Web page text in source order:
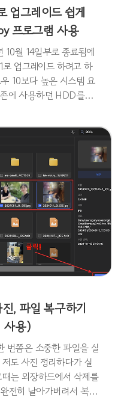
업그레이드 쉽게
프로그램 사용
10월 14일부로 종료됨에
업그레이드 하려고 하
10보다 높은 시스템 요
에 사용하던 HDD를
큰 문제는 기존에 윈도우
던 데이터들이었는데요.
민했는데 다행히
사용해서 기존에 작업했
있었습니다. 이번 포스
복제 프로그램을 활용
, 파일 복구하기
사용)
번쯤은 소중한 파일을 실
도 사진 정리하다가 실
는 외장하드에서 삭제를
전히 날아가버려서 복구